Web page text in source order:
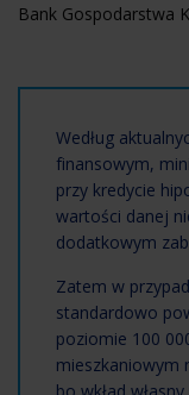
Bank Gospodarstwa
Według
finansowym,
przy kredycie
wartości danej
dodatkowym
Zatem w
standardowo
poziomie 100
mieszkaniowym
bo wkład